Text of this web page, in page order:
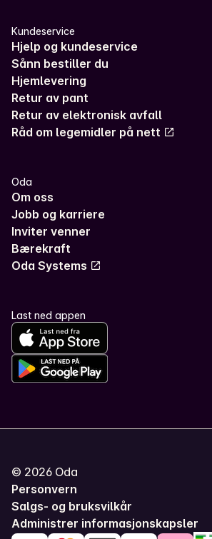
Kundeservice
Hjelp og kundeservice
Sånn bestiller du
Hjemlevering
Retur av pant
Retur av elektronisk avfall
Råd om legemidler på nett
Oda
Om oss
Jobb og karriere
Inviter venner
Bærekraft
Oda Systems
Last ned appen
© 2026 Oda
Personvern
Salgs- og bruksvilkår
Administrer informasjonskapsler